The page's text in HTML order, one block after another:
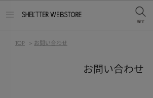
TOP > お問い合わせ
お問い合わせ